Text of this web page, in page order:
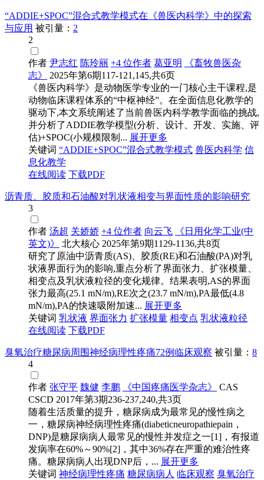
“ADDIE+SPOC”混合式教学模式在《兽医内科学》中的探索
与应用 被引量： 2
2
作者 尹志红 陈玲丽 +4 位作者 葛亚明
《畜牧兽医杂
志》
2025年第6期117-121,145,共6页
《兽医内科学》是动物医学专业的一门核心主干课程,是
动物临床课程体系的“中枢神经”。在全面信息化教学的
驱动下,本文系统阐述了当前兽医内科学教学面临的挑战,
并分析了ADDIE教学模型(分析、设计、开发、实施、评
估)+SPOC(小规模限制... 展开更多
关键词 “ADDIE+SPOC”混合式教学模式 兽医内科学 信
息化教学
在线阅读 下载PDF
沥青质、胶质和石油酸对乳状液相变与界面性质的影响研究
3
作者 汤超 关娇娇 +4 位作者 向云飞
《日用化学工业(中
英文)》
北大核心 2025年第9期1129-1136,共8页
研究了原油中沥青质(AS)、胶质(RE)和石油酸(PA)对乳
状液界面行为的影响,重点分析了界面张力、扩张模量、
相变点及乳状液粒径的变化规律。结果表明,AS的界面
张力最高(25.1 mN/m),RE次之(23.7 mN/m),PA最低(4.8
mN/m),PA的快速吸附加速... 展开更多
关键词 乳状液 界面张力 扩张模量 相变点 乳状液粒径
在线阅读 下载PDF
臭氧治疗糖尿病周围神经病理性疼痛72例临床观察 被引量： 8
4
作者 张守平 魏健 李鹏 《中国疼痛医学杂志》
CAS
CSCD 2017年第3期236-237,240,共3页
随着生活质量的提升，糖尿病成为最常见的慢性病之
一，糖尿病神经病理性疼痛(diabeticneuropathiepain，
DNP)是糖尿病病人最常见的慢性并发症之一[1]，有报道
发病率在60%～90%[2]，其中36%存在严重的难治性疼
痛。糖尿病病人出现DNP后，... 展开更多
关键词 神经病理性疼痛 糖尿病病人 临床观察 臭氧治疗